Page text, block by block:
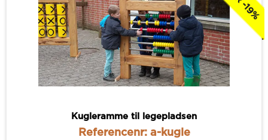
Kugleramme til legepladsen
Referencenr: a-kugle